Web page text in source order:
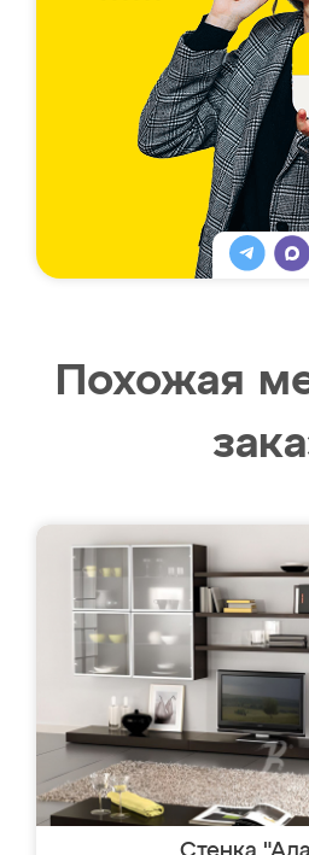
Похожая